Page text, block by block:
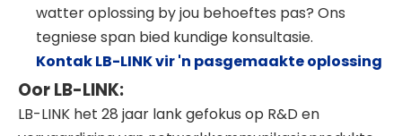
watter oplossing by jou behoeftes pas? Ons
tegniese span bied kundige konsultasie.
Kontak LB-LINK vir 'n pasgemaakte oplossing
Oor LB-LINK:
LB-LINK het 28 jaar lank gefokus op R&D en